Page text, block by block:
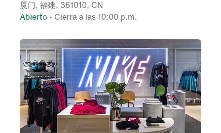
厦门, 福建, 361010, CN
Abierto • Cierra a las 10:00 p.m.